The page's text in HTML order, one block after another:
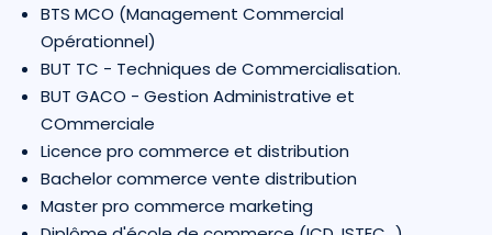
BTS MCO (Management Commercial
Opérationnel)
BUT TC - Techniques de Commercialisation.
BUT GACO - Gestion Administrative et
COmmerciale
Licence pro commerce et distribution
Bachelor commerce vente distribution
Master pro commerce marketing